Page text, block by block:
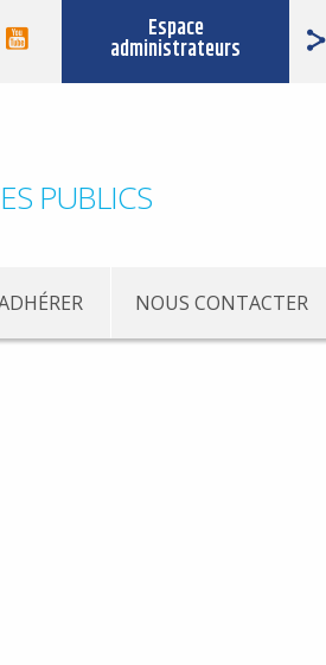
Espace
administrateurs
PUBLICS
NOUS CONTACTER